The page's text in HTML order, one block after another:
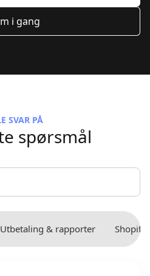
i gang
SVAR PÅ
spørsmål
Utbetaling & rapporter Shopify